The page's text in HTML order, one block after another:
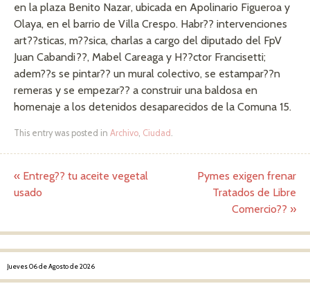
en la plaza Benito Nazar, ubicada en Apolinario Figueroa y
Olaya, en el barrio de Villa Crespo. Habr?? intervenciones
art??sticas, m??sica, charlas a cargo del diputado del FpV
Juan Cabandi??, Mabel Careaga y H??ctor Francisetti;
adem??s se pintar?? un mural colectivo, se estampar??n
remeras y se empezar?? a construir una baldosa en
homenaje a los detenidos desaparecidos de la Comuna 15.
This entry was posted in Archivo, Ciudad .
Post navigation
« Entreg?? tu aceite vegetal
usado
Pymes exigen frenar
Tratados de Libre
Comercio?? »
Jueves 06 de Agosto de 2026